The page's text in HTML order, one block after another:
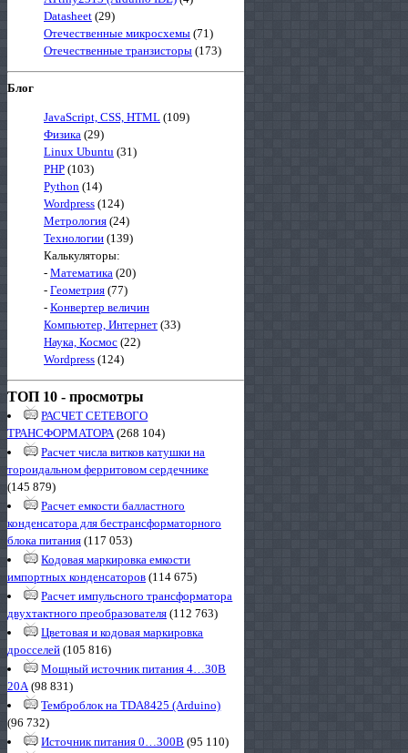
Datasheet (29)
Отечественные микросхемы (71)
Отечественные транзисторы (173)
Блог
JavaScript, CSS, HTML (109)
Физика (29)
Linux Ubuntu (31)
PHP (103)
Python (14)
Wordpress (124)
Метрология (24)
Технологии (139)
Калькуляторы:
- Математика (20)
- Геометрия (77)
- Конвертер величин
Компьютер, Интернет (33)
Наука, Космос (22)
Wordpress (124)
ТОП 10 - просмотры
РАСЧЕТ СЕТЕВОГО
ТРАНСФОРМАТОРА(268 104)
Расчет числа витков катушки на
тороидальном ферритовом сердечнике
(145 879)
Расчет емкости балластного
конденсатора для бестрансформаторного
блока питания (117 053)
Кодовая маркировка емкости
импортных конденсаторов (114 675)
Расчет импульсного трансформатора
двухтактного преобразователя (112 763)
Цветовая и кодовая маркировка
дросселей (105 816)
Мощный источник питания 4…30В
20А(98 831)
Темброблок на TDA8425 (Arduino)
(96 732)
Источник питания 0…300В (95 110)